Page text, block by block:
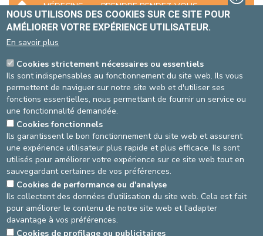
MÉDECINS PRENDRE RENDEZ-VOUS
LOCALISATION EXAMENS ET TRAITEMENTS
provoquées par une hernie de la partie cervicale ou lombaire du
dos, l’arthodèse (procédures de stabilisation) pratiquée par la
partie ventrale ou dorsale, sont effectuées avec la plus grande
attention et une grande expertise; elles permettent de soulager
les douleurs dorsales persistantes et conservatives qu’il est
impossible de traiter.
En cas de douleurs aiguës dues à des fractures provoquées par
des dépressions vertébrales, on pratique la vertébroplastie ou la
kyphoplastie. La vertèbre fracturée est immobilisée de l’intérieur
dans une attelle à l’aide d’un ciment osseux, ce qui permet de
soulager presque immédiatement la douleur
Dernière vérification : 07/02/2023
NOUS UTILISONS DES COOKIES SUR CE SITE POUR
AMÉLIORER VOTRE EXPÉRIENCE UTILISATEUR.
En savoir plus
Cookies strictement nécessaires ou essentiels
Ils sont indispensables au fonctionnement du site web. Ils vous
permettent de naviguer sur notre site web et d'utiliser ses
fonctions essentielles, nous permettant de fournir un service ou
une fonctionnalité demandée.
Cookies fonctionnels
Ils garantissent le bon fonctionnement du site web et assurent
une expérience utilisateur plus rapide et plus efficace. Ils sont
utilisés pour améliorer votre expérience sur ce site web tout en
sauvegardant certaines de vos préférences.
Cookies de performance ou d'analyse
Ils collectent des données d'utilisation du site web. Cela est fait
pour améliorer le contenu de notre site web et l'adapter
davantage à vos préférences.
Cookies de profilage ou publicitaires